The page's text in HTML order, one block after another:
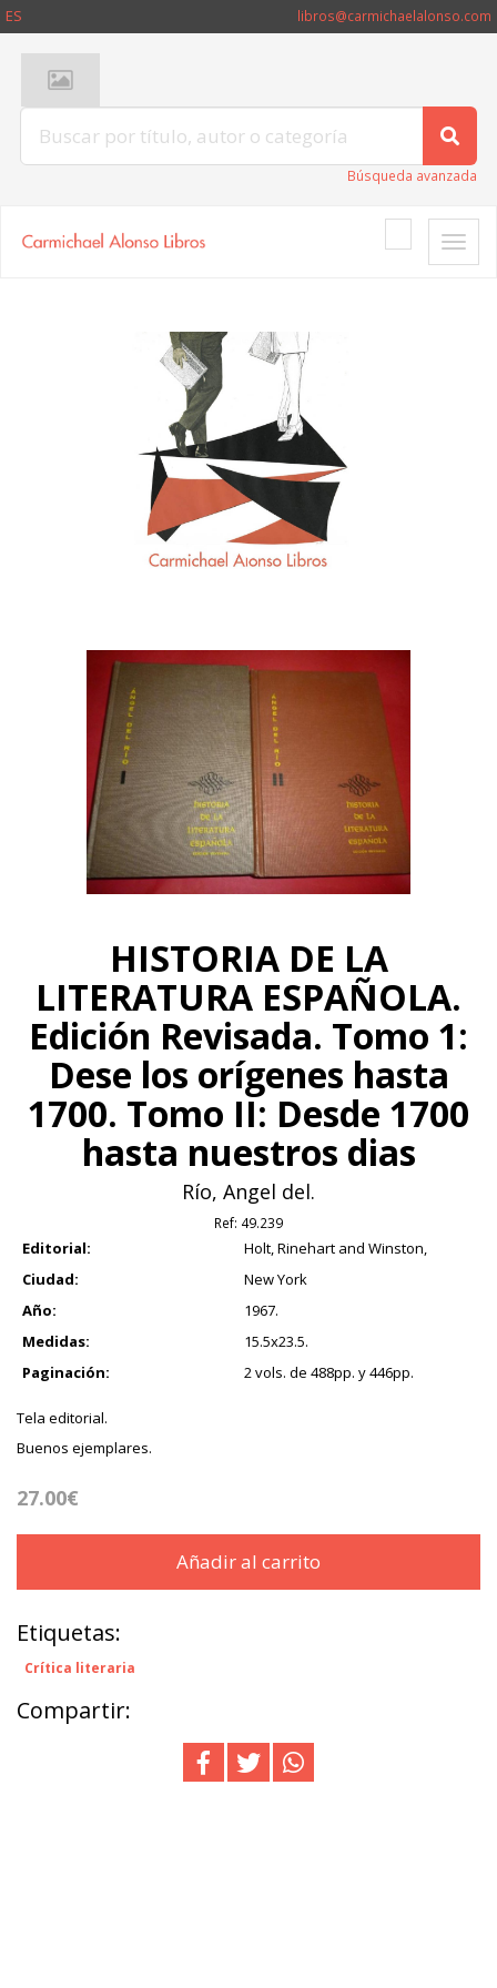
ES libros@carmichaelalonso.com
Búsqueda avanzada
Toggle
HISTORIA DE LA
LITERATURA ESPAÑOLA.
Edición Revisada. Tomo 1:
Dese los orígenes hasta
1700. Tomo II: Desde 1700
hasta nuestros dias
Río, Angel del.
Ref: 49.239
Editorial:
Holt, Rinehart and Winston,
Ciudad:
New York
Año:
1967.
Medidas:
15.5x23.5.
Paginación:
2 vols. de 488pp. y 446pp.
Tela editorial.
Buenos ejemplares.
27.00€
Añadir al carrito
Etiquetas:
Crítica literaria
Compartir: